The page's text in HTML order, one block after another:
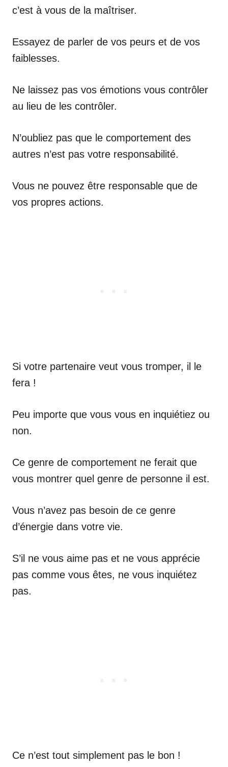
c’est à vous de la maîtriser.
Essayez de parler de vos peurs et de vos
faiblesses.
Ne laissez pas vos émotions vous contrôler
au lieu de les contrôler.
N’oubliez pas que le comportement des
autres n’est pas votre responsabilité.
Vous ne pouvez être responsable que de
vos propres actions.
Si votre partenaire veut vous tromper, il le
fera !
Peu importe que vous vous en inquiétiez ou
non.
Ce genre de comportement ne ferait que
vous montrer quel genre de personne il est.
Vous n’avez pas besoin de ce genre
d’énergie dans votre vie.
S’il ne vous aime pas et ne vous apprécie
pas comme vous êtes, ne vous inquiétez
pas.
Ce n’est tout simplement pas le bon !